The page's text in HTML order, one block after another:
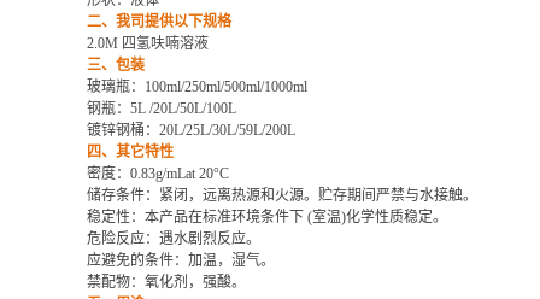
二、我司提供以下规格
2.0M 四氢呋喃溶液
三、包装
玻璃瓶： 100ml/250ml/500ml/1000ml
钢瓶： 5L /20L/50L/100L
镀锌钢桶： 20L/25L/30L/59L/200L
四、其它特性
密度： 0.83g/mLat 20°C
储存条件：紧闭，远离热源和火源。贮存期间严禁与水接触。
稳定性：本产品在标准环境条件下 (室温)化学性质稳定。
危险反应：遇水剧烈反应。
应避免的条件：加温，湿气。
禁配物：氧化剂，强酸。